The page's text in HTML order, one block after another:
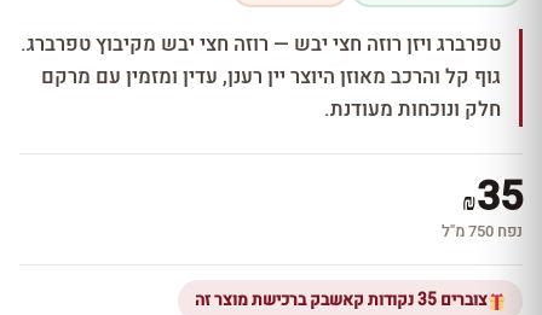
טפרברג ויזן רוזה חצי יבש — רוזה חצי יבש מקיבוץ טפרברג.
גוף קל והרכב מאוזן היוצר יין רענן, עדין ומזמין עם מרקם
חלק ונוכחות מעודנת.
₪35
נפח 750 מ''ל
צוברים 35 נקודות קאשבק ברכישת מוצר זה